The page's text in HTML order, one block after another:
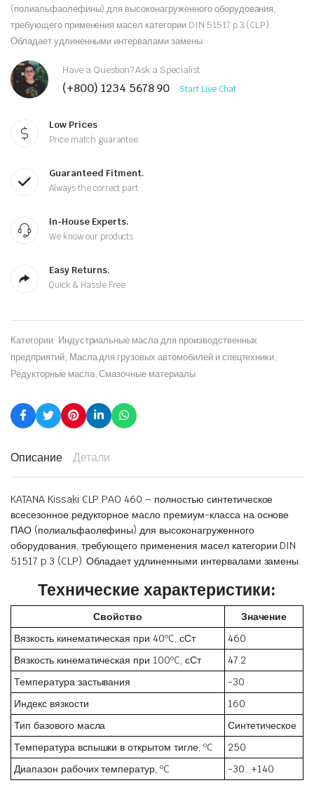
(полиальфаолефины) для высоконагруженного оборудования,
требующего применения масел категории DIN 51517 p.3 (CLP).
Обладает удлиненными интервалами замены.
Have a Question? Ask a Specialist
(+800) 1234 5678 90 Start Live Chat
Low Prices
Price match guarantee
Guaranteed Fitment.
Always the correct part
In-House Experts.
We know our products
Easy Returns.
Quick & Hassle Free
Категории: Индустриальные масла для производственных
предприятий, Масла для грузовых автомобилей и спецтехники,
Редукторные масла,Смазочные материалы
Описание Детали
KATANA Kissaki CLP PAO 460 – полностью синтетическое
всесезонное редукторное масло премиум-класса на основе
ПАО (полиальфаолефины) для высоконагруженного
оборудования, требующего применения масел категории DIN
51517 p.3 (CLP). Обладает удлиненными интервалами замены.
Технические характеристики:
Свойство
Значение
Вязкость кинематическая при 40ºC, сСт
460
Вязкость кинематическая при 100ºC, сСт
47.2
Температура застывания
-30
Индекс вязкости
160
Тип базового масла
Синтетическое
Температура вспышки в открытом тигле, ºC
250
Диапазон рабочих температур, ºC
-30…+140